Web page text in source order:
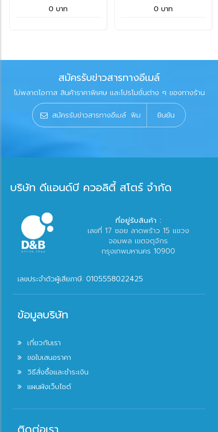
0 บาท 0 บาท
สมัครรับข่าวสารทางอีเมล์
ไม่พลาดโอกาส สินค้าราคาพิเศษ และโปรโมชั่นต่าง ๆ ของทางร้าน
ยินยัน
บริษัท ดีแอนด์บี ควอลิตี้ สโตร์ จำกัด
ที่อยู่รับสินค้า :
เลขที่ 17 ซอย ลาดพร้าว 15 แขวง
จอมพล เขตจตุจักร
กรุงเทพมหานคร 10900
เลขประจำตัวผู้เสียภาษี: 0105558022425
ข้อมูลบริษัท
เกี่ยวกับเรา
ขอใบเสนอราคา
วิธีสั่งซื้อและชำระเงิน
แผนผังเว็บไซต์